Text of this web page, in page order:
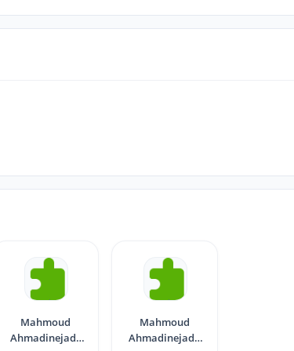
Mahmoud
Ahmadinejad -
Mahmoud
Ahmadinejad -